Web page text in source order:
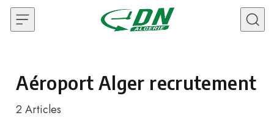
Skip to content
Aéroport Alger recrutement
2 Articles